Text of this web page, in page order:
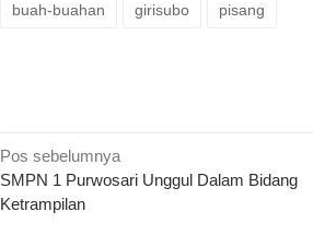
buah-buahan girisubo pisang
Navigasi
pos
Pos sebelumnya
SMPN 1 Purwosari Unggul Dalam Bidang
Ketrampilan